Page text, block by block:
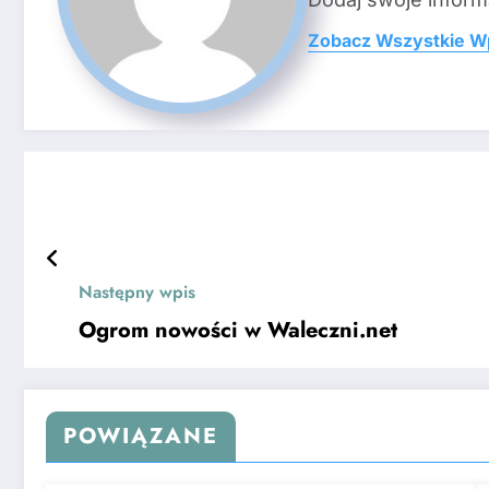
Zobacz Wszystkie
Następny wpis
Ogrom nowości w Waleczni.net
POWIĄZANE